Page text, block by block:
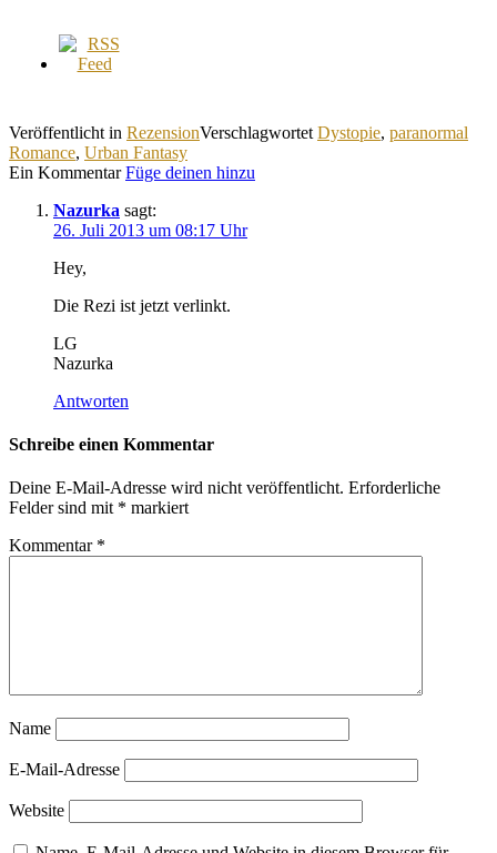
Veröffentlicht in RezensionVerschlagwortet Dystopie, paranormal
Romance, Urban Fantasy
Ein KommentarFüge deinen hinzu
Nazurka sagt:
26. Juli 2013 um 08:17 Uhr
Hey,
Die Rezi ist jetzt verlinkt.
LG
Nazurka
Antworten
Schreibe einen Kommentar
Deine E-Mail-Adresse wird nicht veröffentlicht. Erforderliche
Felder sind mit * markiert
Kommentar *
Name
E-Mail-Adresse
Website